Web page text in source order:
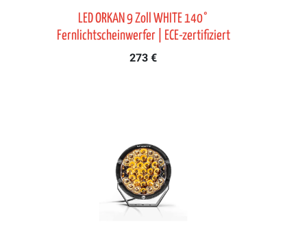
LED ORKAN 9 Zoll WHITE 140°
Fernlichtscheinwerfer | ECE-zertifiziert
273 €